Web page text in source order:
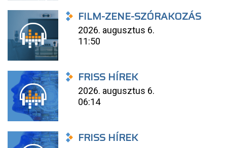
FILM-ZENE-SZÓRAKOZÁS
2026. augusztus 6.
11:50
FRISS HÍREK
2026. augusztus 6.
06:14
FRISS HÍREK